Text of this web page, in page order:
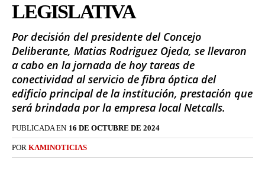
LEGISLATIVA
Por decisión del presidente del Concejo
Deliberante, Matias Rodriguez Ojeda, se llevaron
a cabo en la jornada de hoy tareas de
conectividad al servicio de fibra óptica del
edificio principal de la institución, prestación que
será brindada por la empresa local Netcalls.
PUBLICADA EN 16 DE OCTUBRE DE 2024
POR KAMINOTICIAS